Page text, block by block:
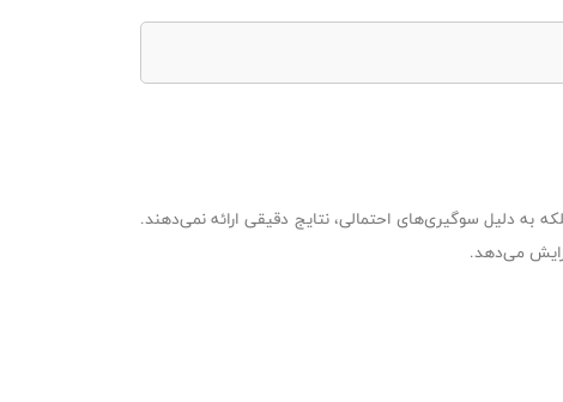
به دلیل سوگیری‌های احتمالی، نتایج دقیقی ارائه نمی‌دهند.
می‌دهد.